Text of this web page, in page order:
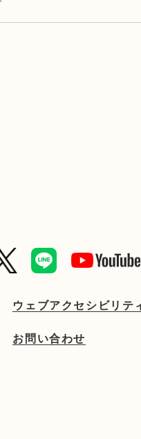
ウェブアクセシビリテ
お問い合わせ